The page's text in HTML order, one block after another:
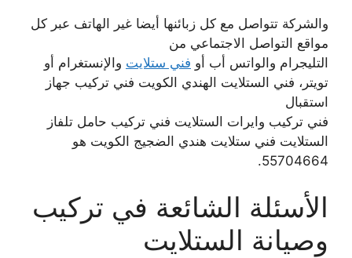
والشركة تتواصل مع كل زبائنها أيضا غير الهاتف عبر كل
مواقع التواصل الاجتماعي من
التليجرام والواتس أب أو فني ستلايت والإنستغرام أو
تويتر، فني الستلايت الهندي الكويت فني تركيب جهاز
استقبال
فني تركيب وايرات الستلايت فني تركيب حامل تلفاز
الستلايت فني ستلايت هندي الضجيج الكويت هو
55704664.
الأسئلة الشائعة في تركيب
وصيانة الستلايت